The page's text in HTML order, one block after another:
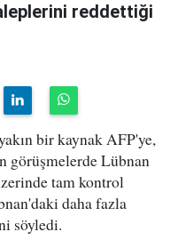
reddettiği
bir kaynak AFP'ye,
görüşmelerde Lübnan
tam kontrol
daha fazla
söyledi.